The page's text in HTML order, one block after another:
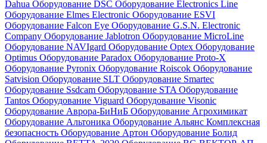
Dahua Оборудование DSC Оборудование Electronics Line
Оборудование Elmes Electronic Оборудование ESVI
Оборудование Falcon Eye Оборудование G.S.N. Electronic
Company Оборудование Jablotron Оборудование MicroLine
Оборудование NAVIgard Оборудование Optex Оборудование
Optimus Оборудование Paradox Оборудование Proto-X
Оборудование Pyronix Оборудование Roiscok Оборудование
Satvision Оборудование SLT Оборудование Smartec
Оборудование Ssdcam Оборудование STA Оборудование
Tantos Оборудование Viguard Оборудование Visonic
Оборудование Аврора-БиНиБ Оборудование Агрохимикат
Оборудование Альтоника Оборудование Альянс Комплексная
безопасность Оборудование Артон Оборудование Болид